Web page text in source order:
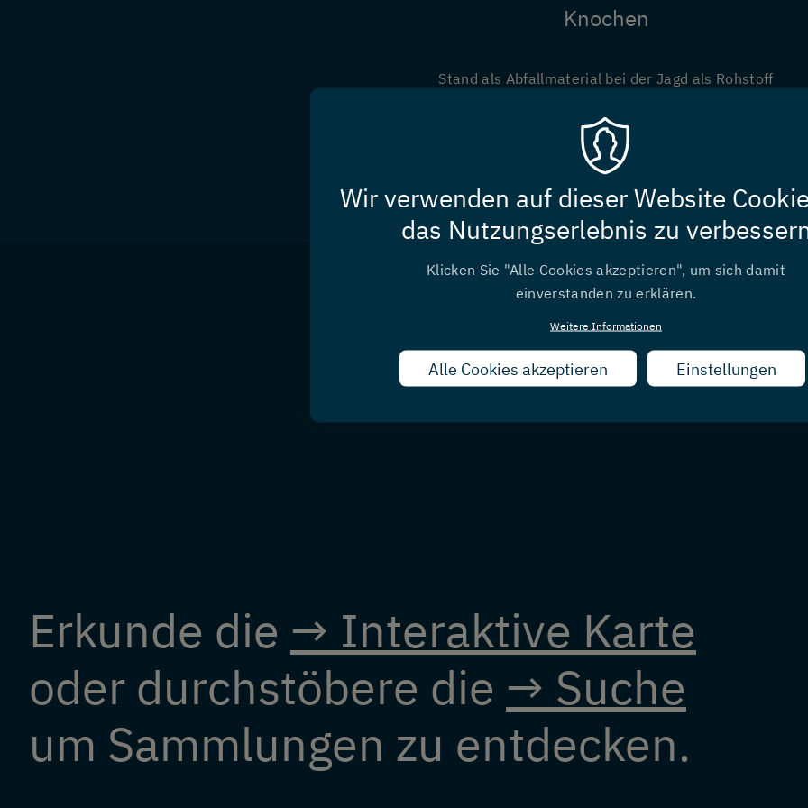
Knochen
Stand als Abfallmaterial bei der Jagd als Rohstoff
gesamte Urgeschichte zur Herstellung von
Werkzeugen, Schmuck und Alltagsgegenständen
verwendet.
Erkunde die → Interaktive Karte
oder durchstöbere die → Suche
um Sammlungen zu entdecken.
Wir verwenden auf dieser Website
das Nutzungserlebnis zu
Klicken Sie "Alle Cookies akzeptieren", um sich damit
einverstanden zu erklären.
Weitere Informationen
Alle Cookies akzeptieren
Zustimmung
zurückziehen
Einstellungen